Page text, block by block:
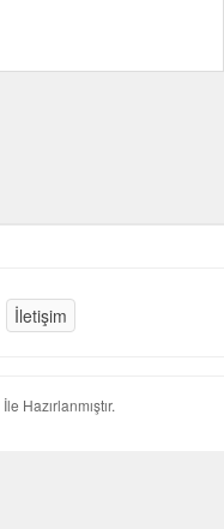
İletişim
İle Hazırlanmıştır.